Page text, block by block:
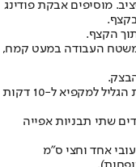
מוסיפים אבקת פודינג
הקצף.
העבודה במעט קמח,
מגלגלים לגליל מהודק ככל האפשר, מעבירים את הגליל למקפיא ל-10 דקות
165 מעלות, ומרפדים שתי תבניות אפייה
אחד וחצי ס"מ